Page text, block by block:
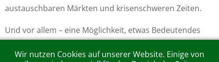
austauschbaren Märkten und krisenschweren Zeiten.
Und vor allem – eine Möglichkeit, etwas Bedeutendes
beizutragen.
Wir nutzen Cookies auf unserer Website. Einige von